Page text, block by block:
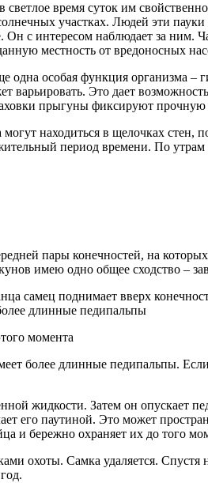
время суток им
участках. Людей эти
Он с интересом наблюдает за
местность от вредоносных
особая функция организма –
варьировать. Это дает
прыгуны фиксируют прочную
находиться в щелочках стен,
период времени. По
пары конечностей, на
имею одно общее сходство –
самец поднимает вверх
длинные педипальпы
момента
более длинные педипальпы.
жидкости. Затем он опускает
его паутиной. Это может
и бережно охраняет их до того
охоты. Самка удаляется.